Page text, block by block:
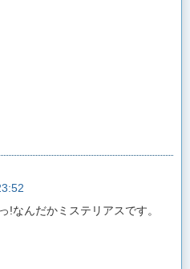
!なんだかミステリアスです。